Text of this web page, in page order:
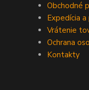
Obchodné
Expedícia
Vrátenie
Ochrana
Kontakty